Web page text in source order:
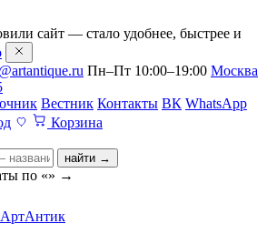
сайт — стало удобнее, быстрее и
Пн–Пт 10:00–19:00 Москва
Вестник Контакты ВК WhatsApp
Корзина
найти →
по «» →